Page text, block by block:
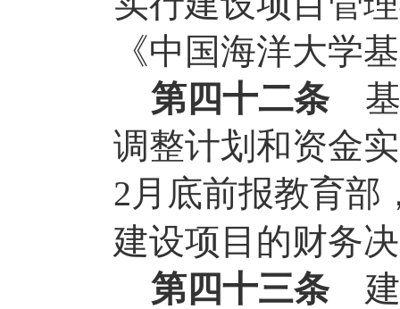
《中国海洋大学
第四十二条
调整计划和资金
2 月底前报教育部
建设项目的财务
第四十三条